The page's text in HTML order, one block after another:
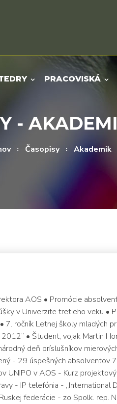
PRACOVISKÁ
-
Časopisy Akademik
AOS • Promócie
v Univerzite tretieho veku •
7. ročník Letnej školy mladých
• Študent, vojak Martin
deň príslušníkov
- 29 úspešných absolventov
UNIPO v AOS - Kurz
- IP telefónia - „International
federácie - zo Spolk. rep.